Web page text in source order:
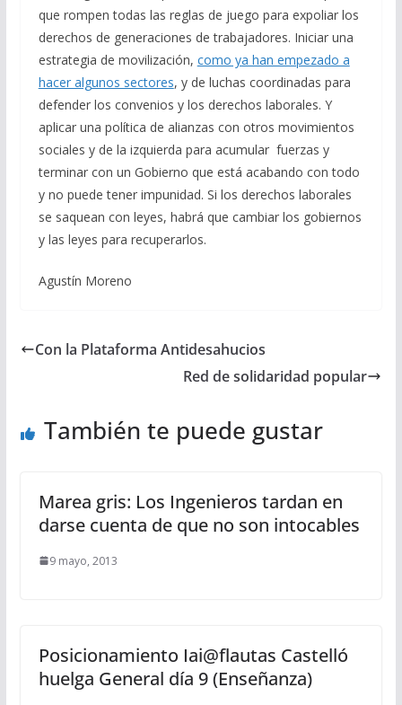
que rompen todas las reglas de juego para expoliar los
derechos de generaciones de trabajadores. Iniciar una
estrategia de movilización, como ya han empezado a
hacer algunos sectores, y de luchas coordinadas para
defender los convenios y los derechos laborales. Y
aplicar una política de alianzas con otros movimientos
sociales y de la izquierda para acumular fuerzas y
terminar con un Gobierno que está acabando con todo
y no puede tener impunidad. Si los derechos laborales
se saquean con leyes, habrá que cambiar los gobiernos
y las leyes para recuperarlos.
Agustín Moreno
Con la Plataforma Antidesahucios
Red de solidaridad popular
También te puede gustar
Marea gris: Los Ingenieros tardan en
darse cuenta de que no son intocables
9 mayo, 2013
Posicionamiento Iai@flautas Castelló
huelga General día 9 (Enseñanza)